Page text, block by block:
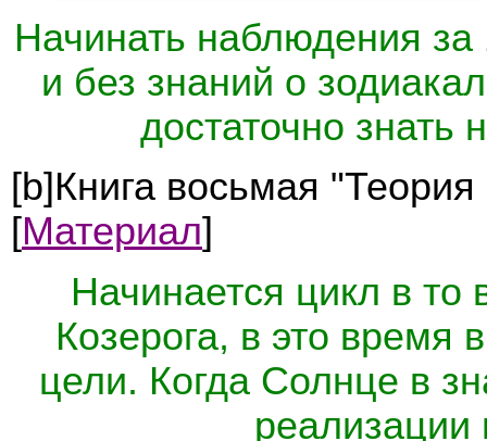
Начинать наблюдения
и без знаний о
достаточно знать
[b]Книга восьмая
[Материал]
Начинается цикл в то
Козерога, в это время
цели. Когда Солнце в